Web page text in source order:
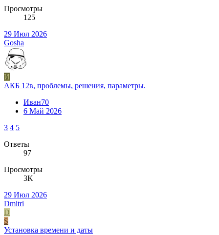
Просмотры
125
29 Июл 2026
Gosha
И
АКБ 12в, проблемы, решения, параметры.
Иван70
6 Май 2026
3 4 5
Ответы
97
Просмотры
3K
29 Июл 2026
Dmitri
D
S
Установка времени и даты